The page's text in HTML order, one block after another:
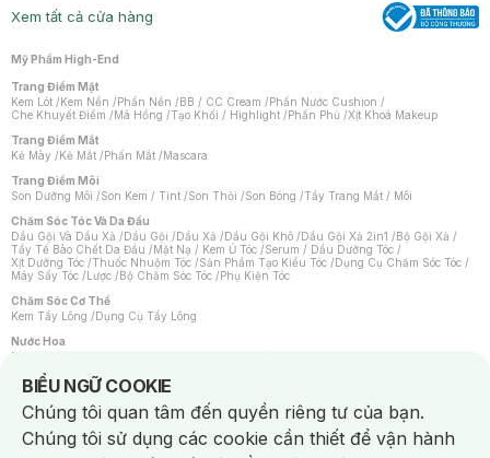
Xem tất cả cửa hàng
Mỹ Phẩm High-End
Trang Điểm Mặt
Kem Lót /Kem Nền /Phấn Nền /BB / CC Cream /Phấn Nước Cushion /
Che Khuyết Điểm /Má Hồng /Tạo Khối / Highlight /Phấn Phủ /Xịt Khoá Makeup
Trang Điểm Mắt
Kẻ Mày /Kẻ Mắt /Phấn Mắt /Mascara
Trang Điểm Môi
Son Dưỡng Môi /Son Kem / Tint /Son Thỏi /Son Bóng /Tẩy Trang Mắt / Môi
Chăm Sóc Tóc Và Da Đầu
Dầu Gội Và Dầu Xả /Dầu Gội /Dầu Xả /Dầu Gội Khô /Dầu Gội Xả 2in1 /Bộ Gội Xả /
Tẩy Tế Bào Chết Da Đầu /Mặt Nạ / Kem Ủ Tóc /Serum / Dầu Dưỡng Tóc /
Xịt Dưỡng Tóc /Thuốc Nhuộm Tóc /Sản Phẩm Tạo Kiểu Tóc /Dụng Cụ Chăm Sóc Tóc /
Máy Sấy Tóc /Lược /Bộ Chăm Sóc Tóc /Phụ Kiện Tóc
Chăm Sóc Cơ Thể
Kem Tẩy Lông /Dụng Cụ Tẩy Lông
Nước Hoa
Nước Hoa Nữ
Chăm Sóc Cá Nhân
Chống Muỗi /Khẩu Trang /Máy Massage/Mặt Nạ Xông Hơi /Nước Rửa Tay/
Sản Phẩm Chăm Sóc Khác /Bàn Chải Đánh Răng /Bàn Chải Điện/
Hỗ Trợ Trắng Răng/Kem Đánh Răng /Máy Tăm Nước/ Nước Súc Miệng/
Tăm / Chỉ Nha Khoa/ Xịt Thơm Miệng / Dung Dịch Vệ Sinh/Dưỡng Vùng Kín/
BIỂU NGỮ COOKIE
Notice about cookies usage
Chúng tôi quan tâm đến quyền riêng tư của bạn.
Chúng tôi sử dụng các cookie cần thiết để vận hành